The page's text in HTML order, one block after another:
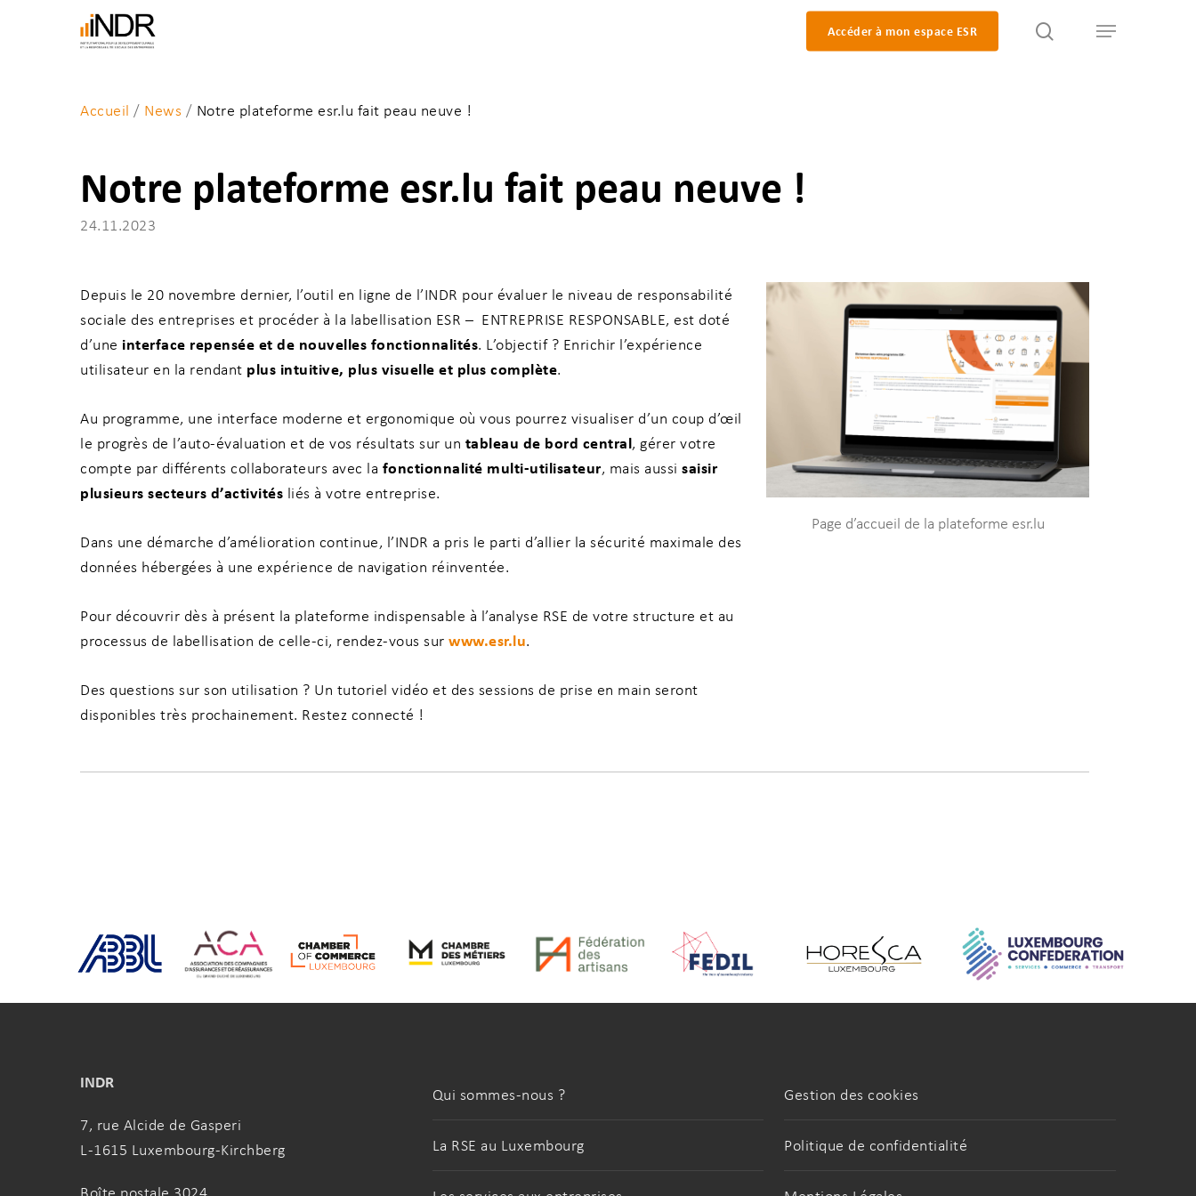
Entrez un mot-clé et tapez sur “Enter" pour lancer votre recherche
Accéder à mon espace ESR searchMenu
Accueil / News / Notre plateforme esr.lu fait peau neuve !
Notre plateforme esr.lu fait peau neuve !
24.11.2023
Depuis le 20 novembre dernier, l’outil en ligne de l’INDR pour évaluer le niveau de responsabilité
sociale des entreprises et procéder à la labellisation ESR – ENTREPRISE RESPONSABLE, est doté
d’une interface repensée et de nouvelles fonctionnalités. L’objectif ? Enrichir l’expérience
utilisateur en la rendant plus intuitive, plus visuelle et plus complète.
Au programme, une interface moderne et ergonomique où vous pourrez visualiser d’un coup d’œil
le progrès de l’auto-évaluation et de vos résultats sur un tableau de bord central, gérer votre
compte par différents collaborateurs avec la fonctionnalité multi-utilisateur, mais aussisaisir
plusieurs secteurs d’activités liés à votre entreprise.
Dans une démarche d’amélioration continue, l’INDR a pris le parti d’allier la sécurité maximale des
données hébergées à une expérience de navigation réinventée.
Pour découvrir dès à présent la plateforme indispensable à l’analyse RSE de votre structure et au
processus de labellisation de celle-ci, rendez-vous surwww.esr.lu.
Des questions sur son utilisation ? Un tutoriel vidéo et des sessions de prise en main seront
disponiblestrès prochainement. Restez connecté !
Page d’accueil de la plateforme esr.lu
INDR
7, rue Alcide de Gasperi
L-1615 Luxembourg-Kirchberg
Qui sommes-nous ?
La RSE au Luxembourg
Gestion des cookies
Politique de confidentialité